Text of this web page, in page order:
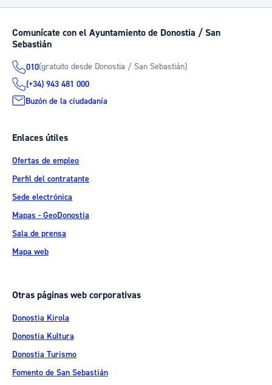
Comunícate con el Ayuntamiento de Donostia / San
Sebastián
010(gratuito desde Donostia / San Sebastián)
(+34) 943 481 000
Buzón de la ciudadanía
Enlaces útiles
Ofertas de empleo
Perfil del contratante
Sede electrónica
Mapas - GeoDonostia
Sala de prensa
Mapa web
Otras páginas web corporativas
Donostia Kirola
Donostia Kultura
Donostia Turismo
Fomento de San Sebastián